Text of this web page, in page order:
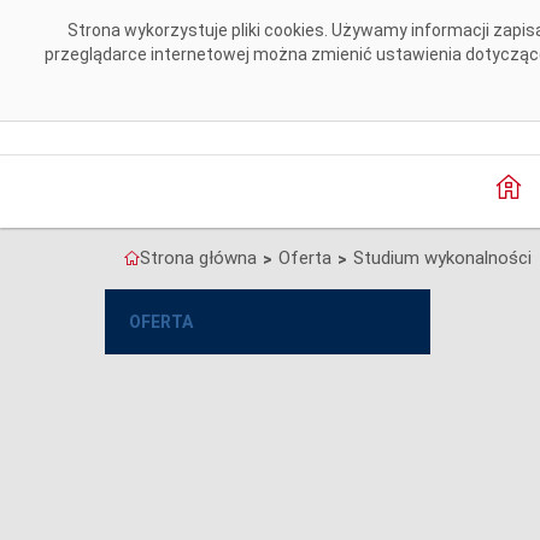
Strona wykorzystuje pliki cookies. Używamy informacji
przeglądarce internetowej można zmienić ustawienia
Strona główna > Oferta > Studium wykonalności
OFERTA